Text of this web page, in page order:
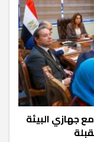
جهازي البيئة